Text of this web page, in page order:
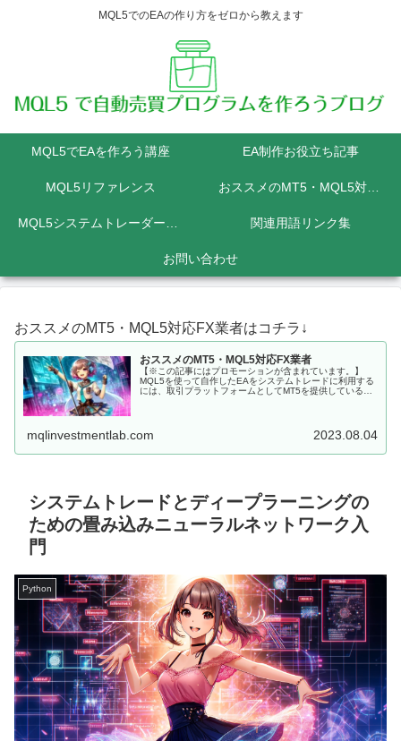
MQL5でのEAの作り方をゼロから教えます
MQL5でEAを作ろう講座 EA制作お役立ち記事
MQL5リファレンス おススメのMT5・MQL5対応FX業者
MQL5システムトレーダーの為のPython講座 関連用語リンク集
お問い合わせ
おススメのMT5・MQL5対応FX業者はコチラ↓
おススメのMT5・MQL5対応FX業者
【※この記事にはプロモーションが含まれています。】
MQL5を使って自作したEAをシステムトレードに利用する
には、取引プラットフォームとしてMT5を提供しているFX
mqlinvestmentlab.com 2023.08.04
システムトレードとディープラーニングの
ための畳み込みニューラルネットワーク入
門
Python